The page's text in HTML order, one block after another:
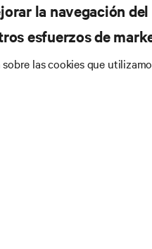
la navegación
esfuerzos de
las cookies que